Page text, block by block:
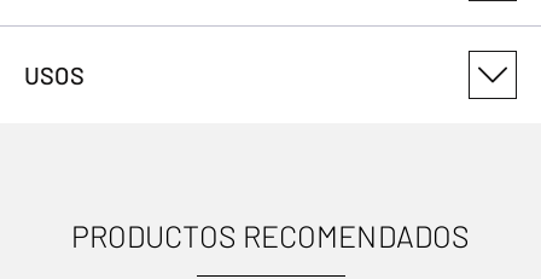
308328881
USOS
USOS
PRODUCTOS RECOMENDADOS